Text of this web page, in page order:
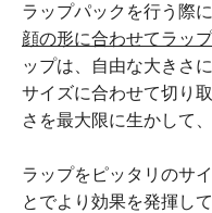
ラップパックを行う際
顔の形に合わせてラッ
ップは、自由な大きさ
サイズに合わせて切り
さを最大限に生かして
ラップをピッタリのサ
とでより効果を発揮し